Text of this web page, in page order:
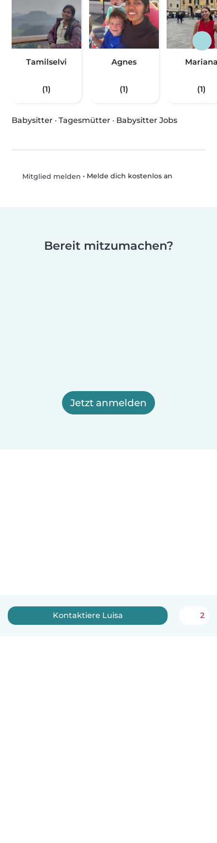
Tamilselvi
(1)
Agnes
(1) (1)
Babysitter · Tagesmütter · Babysitter Jobs
Mitglied melden • Melde dich kostenlos an
Bereit mitzumachen?
Jetzt anmelden
Kontaktiere Luisa 2